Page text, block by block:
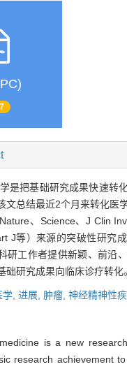
是把基础研究成果快速转
文总结最近2个月来转化医
、Science、J Clin
J等）来源的突破性研究成
研工作者提供新颖、前沿
础研究成果向临床诊疗转化。
, 进展, 肿瘤, 神经精神性疾
is a new
research achievement to